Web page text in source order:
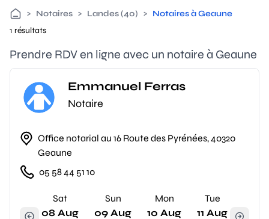
> Notaires > Landes (40) > Notaires à Geaune
1 résultats
Prendre RDV en ligne avec un notaire à Geaune
Emmanuel Ferras
Notaire
Office notarial au 16 Route des Pyrénées, 40320
Geaune
05 58 44 51 10
Sat
08 Aug
Sun
09 Aug
Mon
10 Aug
Tue
11 Aug